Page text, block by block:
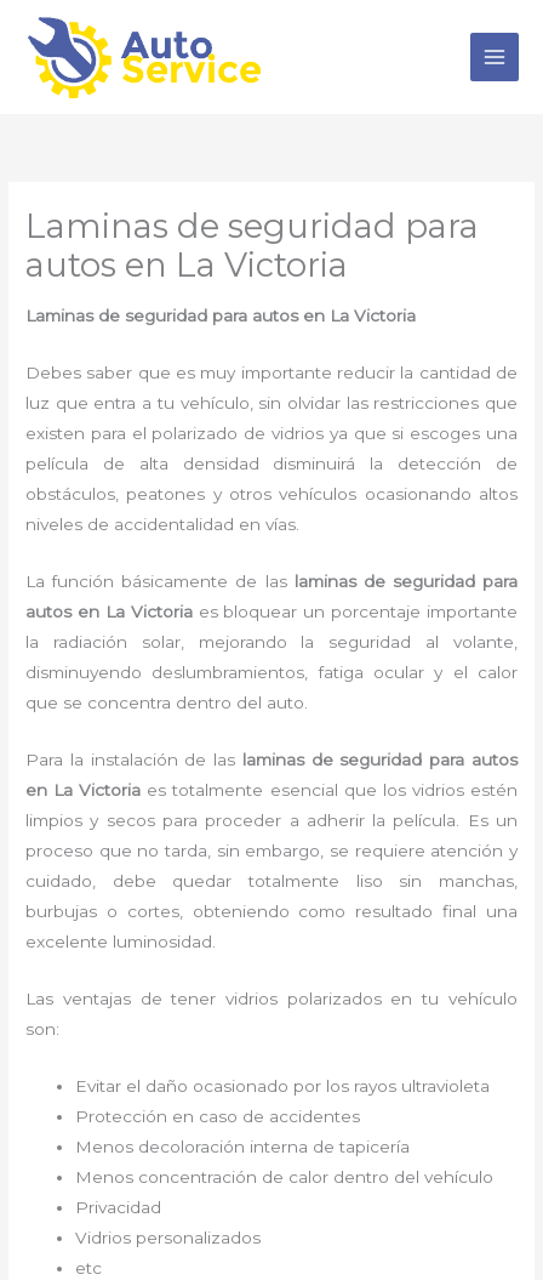
contenido
Laminas de seguridad para
autos en La Victoria
Laminas de seguridad para autos en La Victoria
Debes saber que es muy importante reducir la cantidad de
luz que entra a tu vehículo, sin olvidar las restricciones que
existen para el polarizado de vidrios ya que si escoges una
película de alta densidad disminuirá la detección de
obstáculos, peatones y otros vehículos ocasionando altos
niveles de accidentalidad en vías.
La función básicamente de las laminas de seguridad para
autos en La Victoria es bloquear un porcentaje importante
la radiación solar, mejorando la seguridad al volante,
disminuyendo deslumbramientos, fatiga ocular y el calor
que se concentra dentro del auto.
Para la instalación de las laminas de seguridad para autos
en La Victoria es totalmente esencial que los vidrios estén
limpios y secos para proceder a adherir la película. Es un
proceso que no tarda, sin embargo, se requiere atención y
cuidado, debe quedar totalmente liso sin manchas,
burbujas o cortes, obteniendo como resultado final una
excelente luminosidad.
Las ventajas de tener vidrios polarizados en tu vehículo
son:
Evitar el daño ocasionado por los rayos ultravioleta
Protección en caso de accidentes
Menos decoloración interna de tapicería
Menos concentración de calor dentro del vehículo
Privacidad
Vidrios personalizados
etc